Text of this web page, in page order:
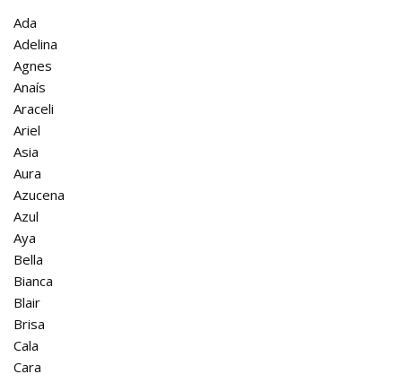
Ada
Adelina
Agnes
Anaís
Araceli
Ariel
Asia
Aura
Azucena
Azul
Aya
Bella
Bianca
Blair
Brisa
Cala
Cara